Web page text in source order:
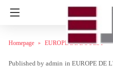
Homepage EUROPE DE L'OUEST
admin in EUROPE DE